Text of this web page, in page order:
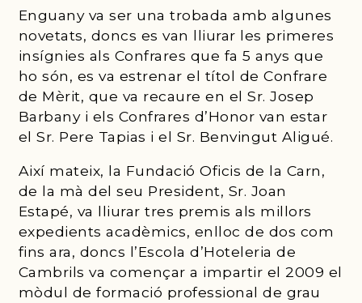
Enguany va ser una trobada amb algunes
novetats, doncs es van lliurar les primeres
insígnies als Confrares que fa 5 anys que
ho són, es va estrenar el títol de Confrare
de Mèrit, que va recaure en el Sr. Josep
Barbany i els Confrares d’Honor van estar
el Sr. Pere Tapias i el Sr. Benvingut Aligué.
Així mateix, la Fundació Oficis de la Carn,
de la mà del seu President, Sr. Joan
Estapé, va lliurar tres premis als millors
expedients acadèmics, enlloc de dos com
fins ara, doncs l’Escola d’Hoteleria de
Cambrils va començar a impartir el 2009 el
mòdul de formació professional de grau